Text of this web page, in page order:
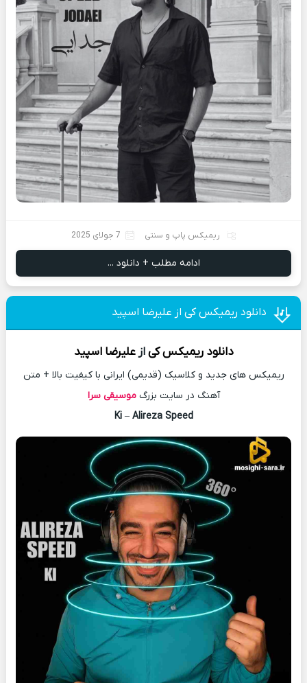
ریمیکس پاپ و سنتی 7 جولای 2025
ادامه مطلب + دانلود ...
دانلود ریمیکس کی از علیرضا اسپید
دانلودریمیکس کی ازعلیرضا اسپید
ریمیکس های جدید و کلاسیک (قدیمی) ایرانی با کیفیت بالا + متن
آهنگ در سایت بزرگموسیقی سرا
Ki– Alireza Speed